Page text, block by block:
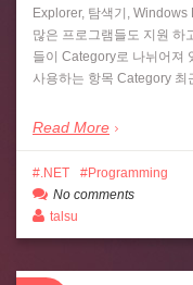
Explorer, 탐색기,
많은 프로그램들도 지원 하
들이 Category로 나뉘어져
사용하는 항목 Category
Read More
.NET
Programming
No comments
talsu